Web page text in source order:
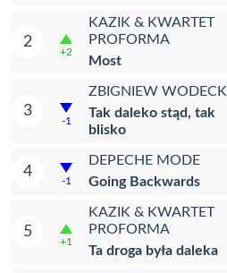
2
+2
KAZIK & KWARTET
PROFORMA
Most
3
-1
ZBIGNIEW WODECKI
Tak daleko stąd, tak
blisko
4
-1
DEPECHE MODE
Going Backwards
5
+1
KAZIK & KWARTET
PROFORMA
Ta droga była daleka